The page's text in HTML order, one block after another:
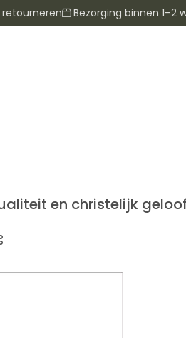
retourneren Bezorging binnen 1–2
en christelijk